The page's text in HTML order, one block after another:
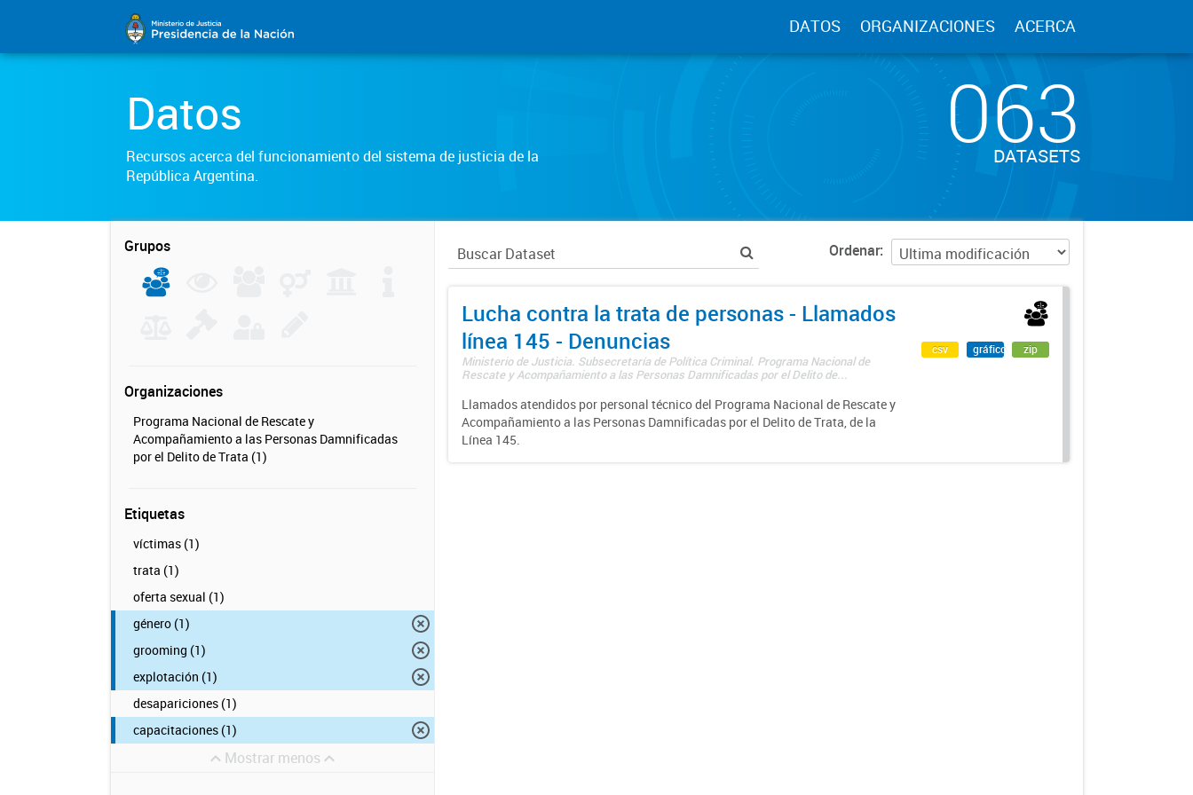
DATOS ORGANIZACIONES ACERCA
Datos
Recursos acerca del funcionamiento del sistema de justicia de la
República Argentina.
063
DATASETS
Grupos
Organizaciones
Programa Nacional de Rescate y
Acompañamiento a las Personas Damnificadas
por el Delito de Trata (1)
Etiquetas
víctimas (1)
trata (1)
oferta sexual (1)
género (1)
grooming (1)
explotación (1)
desapariciones (1)
capacitaciones (1)
Mostrar menos
Ordenar
Lucha contra la trata de personas - Llamados
línea 145 - Denuncias
Ministerio de Justicia. Subsecretaría de Política Criminal. Programa Nacional de
Rescate y Acompañamiento a las Personas Damnificadas por el Delito de...
Llamados atendidos por personal técnico del Programa Nacional de Rescate y
Acompañamiento a las Personas Damnificadas por el Delito de Trata, de la
Línea 145.
csv gráfico zip